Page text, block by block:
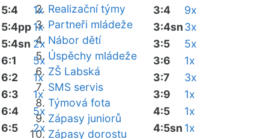
Realizační týmy
Partneři mládeže
Nábor dětí
Úspěchy mládeže
ZŠ Labská
SMS servis
Týmová fota
Zápasy juniorů
Zápasy dorostu
5:4
1x
5:4pp1x
5:4sn 2x
6:1
5x
6:2
1x
6:3
1x
6:4
5x
6:5
2x
3:4
9x
3:4sn3x
3:5
5x
3:6
1x
3:7
3x
3:9
1x
4:5
1x
4:5sn 1x